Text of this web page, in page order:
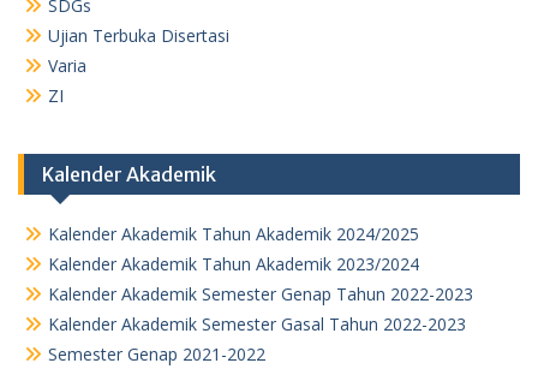
SDGs
Ujian Terbuka Disertasi
Varia
ZI
Kalender Akademik
Kalender Akademik Tahun Akademik 2024/2025
Kalender Akademik Tahun Akademik 2023/2024
Kalender Akademik Semester Genap Tahun 2022-2023
Kalender Akademik Semester Gasal Tahun 2022-2023
Semester Genap 2021-2022